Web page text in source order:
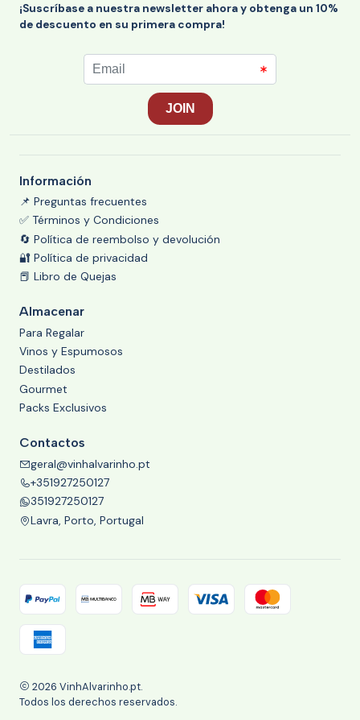
¡Suscríbase a nuestra newsletter ahora y obtenga un 10%
de descuento en su primera compra!
Información
📌 Preguntas frecuentes
✅ Términos y Condiciones
🔄 Política de reembolso y devolución
🔐 Política de privacidad
📕 Libro de Quejas
Almacenar
Para Regalar
Vinos y Espumosos
Destilados
Gourmet
Packs Exclusivos
Contactos
geral@vinhalvarinho.pt
+351927250127
351927250127
Lavra, Porto, Portugal
2026 VinhAlvarinho.pt.
Todos los derechos reservados.